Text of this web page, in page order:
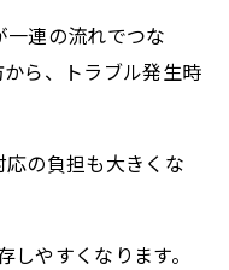
連の流れでつな
ら、トラブル発生時
の負担も大きくな
やすくなります。
個人を直接特定できる情報
サイトのパーソナライズ
ではプライバシーの権利を
とで、それらの Cookie に関
情報